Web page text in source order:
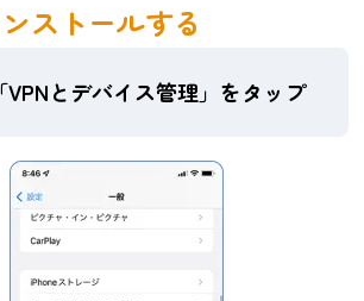
ストールする
「VPNとデバイス管理」をタップ